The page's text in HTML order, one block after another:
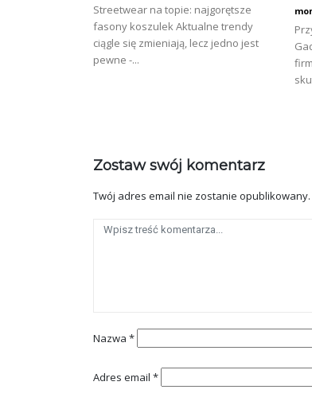
Streetwear na topie: najgorętsze
fasony koszulek Aktualne trendy
ciągle się zmieniają, lecz jedno jest
pewne -...
Zostaw swój komentarz
Twój adres email nie zostanie opublikowany.
Nazwa *
Adres email *